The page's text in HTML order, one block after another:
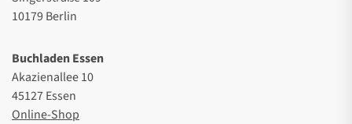
10179 Berlin
Buchladen Essen
Akazienallee 10
45127 Essen
Online-Shop